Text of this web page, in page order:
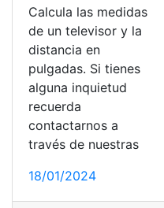
Calcula las medidas
de un televisor y la
distancia en
pulgadas. Si tienes
alguna inquietud
recuerda
contactarnos a
través de nuestras
18/01/2024